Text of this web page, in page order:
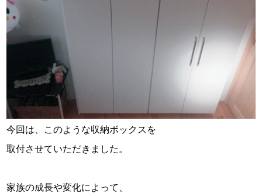
今回は、このような収納ボックスを
取付させていただきました。
家族の成長や変化によって、